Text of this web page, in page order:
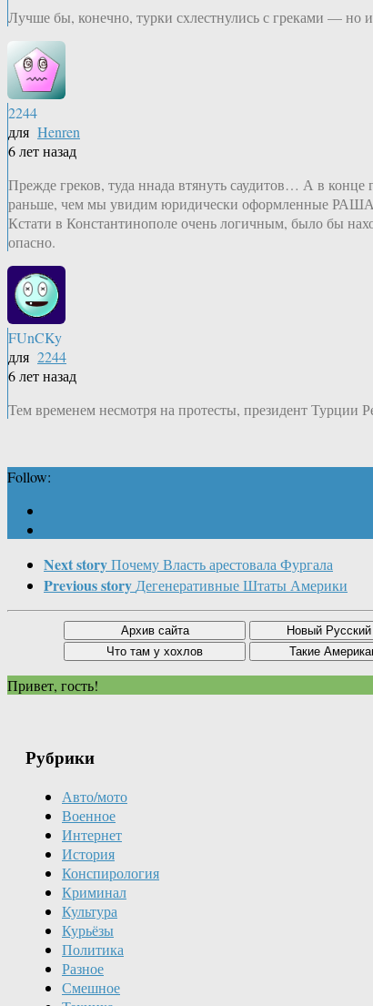
Лучше бы, конечно, турки схлестнулись с греками — но
2244
для Henren
6 лет назад
Прежде греков, туда ннада втянуть саудитов… А в
раньше, чем мы увидим юридически оформленные РАША
Кстати в Константинополе очень логичным, было бы
опасно.
FUnCKy
для 2244
6 лет назад
Тем временем несмотря на протесты, президент Турции
Follow:
Next storyПочему Власть арестовала Фургала
Previous storyДегенеративные Штаты Америки
Привет, гость!
Рубрики
Авто/мото
Военное
Интернет
История
Конспирология
Криминал
Культура
Курьёзы
Политика
Разное
Смешное